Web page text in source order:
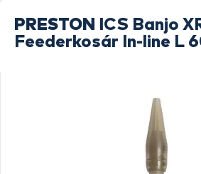
PRESTON
ICS Banjo
Feederkosár In-line L